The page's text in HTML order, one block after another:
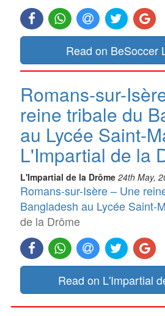
Read on BeSoccer
Romans-sur-
reine tribale du
au Lycée Saint-
L'Impartial de la
L'Impartial de la Drôme 24th May,
Romans-sur-Isère – Une
Bangladesh au Lycée Saint-
de la Drôme
Read on L'Impartial